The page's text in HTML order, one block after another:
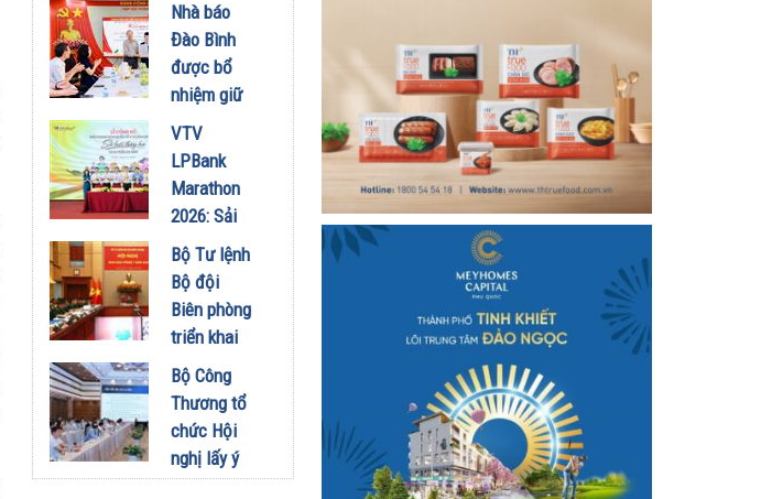
và Đời
sống tổ
chức Cuộc
thi “Tôi
Khỏe Đẹp
Hơn” lần
thứ 5 để
khuyến
khích mọi
người trở
thành
phiên bản
chính mình
01/08/2026
Nhà báo
Đào Bình
được bổ
nhiệm giữ
chức Tổng
Biên tập
Tạp chí
Doanh
Đầu tư
01/08/2026
VTV
LPBank
Marathon
2026: Sải
bước qua
miền Di
sản, lan
tỏa giá trị
xanh
31/07/2026
Bộ Tư lệnh
Bộ đội
Biên phòng
triển khai
phương
hướng,
nhiệm vụ
trọng tâm
tháng
Bộ Công
Thương tổ
chức Hội
nghị lấy ý
kiến dự